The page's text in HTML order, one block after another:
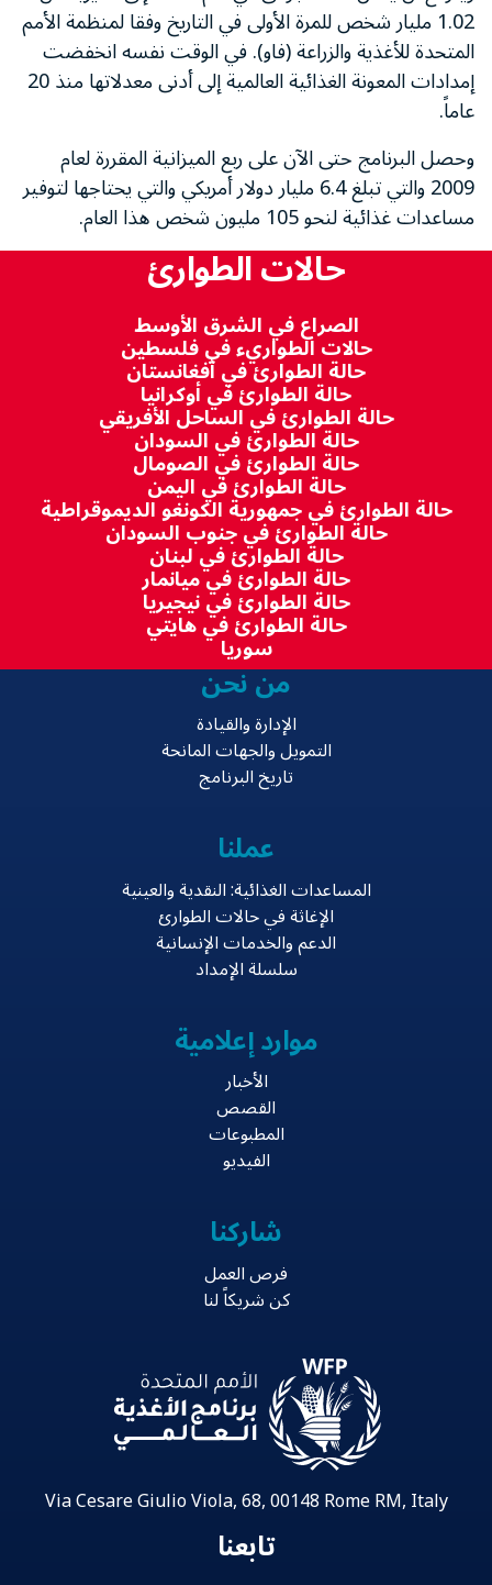
1.02 مليار شخص للمرة الأولى في التاريخ وفقا لمنظمة الأمم
المتحدة للأغذية والزراعة (فاو). في الوقت نفسه انخفضت
إمدادات المعونة الغذائية العالمية إلى أدنى معدلاتها منذ 20
عاماً.
وحصل البرنامج حتى الآن على ربع الميزانية المقررة لعام
2009 والتي تبلغ 6.4 مليار دولار أمريكي والتي يحتاجها لتوفير
مساعدات غذائية لنحو 105 مليون شخص هذا العام.
حالات الطوارئ
الصراع في الشرق الأوسط
حالات الطواريء في فلسطين
حالة الطوارئ في أفغانستان
حالة الطوارئ في أوكرانيا
حالة الطوارئ في الساحل الأفريقي
حالة الطوارئ في السودان
حالة الطوارئ في الصومال
حالة الطوارئ في اليمن
حالة الطوارئ في جمهورية الكونغو الديموقراطية
حالة الطوارئ في جنوب السودان
حالة الطوارئ في لبنان
حالة الطوارئ في ميانمار
حالة الطوارئ في نيجيريا
حالة الطوارئ في هايتي
سوريا
من نحن
الإدارة والقيادة
التمويل والجهات المانحة
تاريخ البرنامج
عملنا
المساعدات الغذائية: النقدية والعينية
الإغاثة في حالات الطوارئ
الدعم والخدمات الإنسانية
سلسلة الإمداد
موارد إعلامية
الأخبار
القصص
المطبوعات
الفيديو
شاركنا
فرص العمل
كن شريكاً لنا
Via Cesare Giulio Viola, 68, 00148 Rome RM, Italy
تابعنا